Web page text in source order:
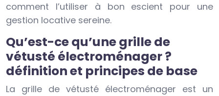
comment l’utiliser à bon escient pour une
gestion locative sereine.
Qu’est-ce qu’une grille de
vétusté électroménager ?
définition et principes de base
La grille de vétusté électroménager est un